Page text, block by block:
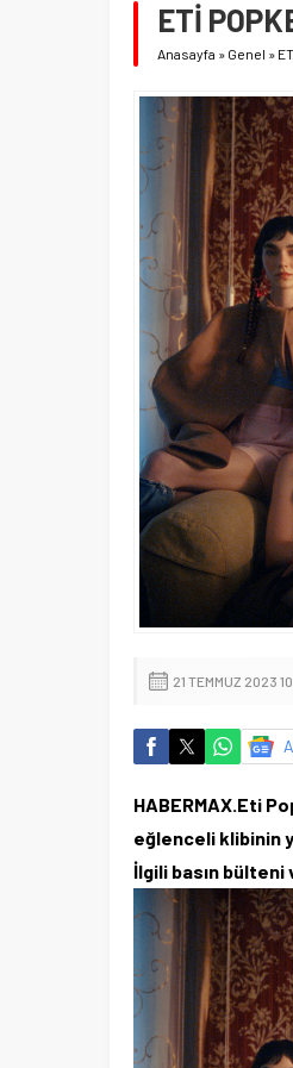
ETİ
Anasayfa » Genel »
21 TEMMUZ 2023
HABERMAX.Eti
eğlenceli klibinin
İlgili basın